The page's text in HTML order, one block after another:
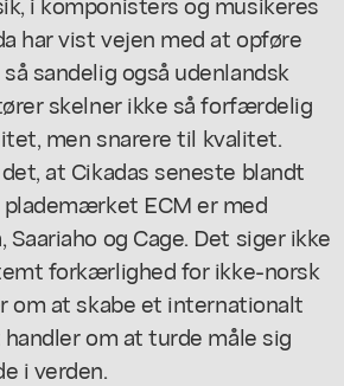
har vist vejen med at opføre
sandelig også udenlandsk
skelner ikke så forfærdelig
men snarere til kvalitet.
at Cikadas seneste blandt
plademærket ECM er med
Saariaho og Cage. Det siger ikke
forkærlighed for ikke-norsk
om at skabe et internationalt
om at turde måle sig
i verden.